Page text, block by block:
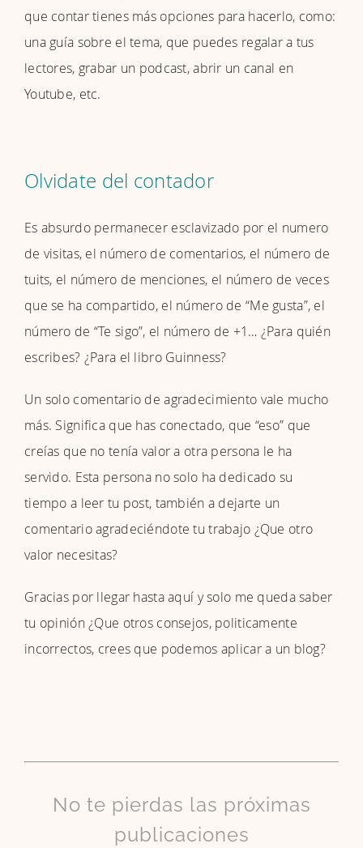
que contar tienes más opciones para hacerlo, como:
una guía sobre el tema, que puedes regalar a tus
lectores, grabar un podcast, abrir un canal en
Youtube, etc.
Olvidate del contador
Es absurdo permanecer esclavizado por el numero
de visitas, el número de comentarios, el número de
tuits, el número de menciones, el número de veces
que se ha compartido, el número de “Me gusta”, el
número de “Te sigo”, el número de +1… ¿Para quién
escribes? ¿Para el libro Guinness?
Un solo comentario de agradecimiento vale mucho
más. Significa que has conectado, que “eso” que
creías que no tenía valor a otra persona le ha
servido. Esta persona no solo ha dedicado su
tiempo a leer tu post, también a dejarte un
comentario agradeciéndote tu trabajo ¿Que otro
valor necesitas?
Gracias por llegar hasta aquí y solo me queda saber
tu opinión ¿Que otros consejos, politicamente
incorrectos, crees que podemos aplicar a un blog?
No te pierdas las próximas
publicaciones